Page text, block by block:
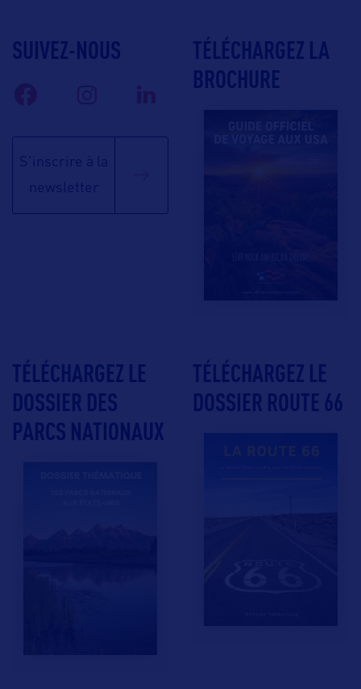
SUIVEZ-NOUS
S'inscrire à la
newsletter
TÉLÉCHARGEZ LA
BROCHURE
TÉLÉCHARGEZ LE
DOSSIER DES
PARCS NATIONAUX
TÉLÉCHARGEZ LE
DOSSIER ROUTE 66